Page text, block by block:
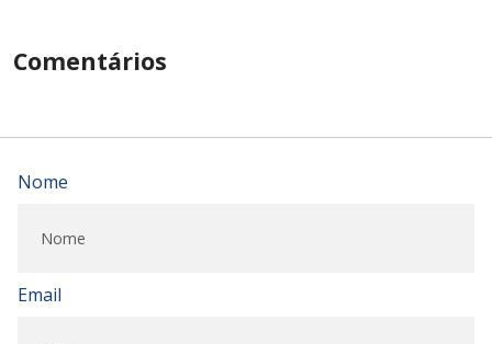
Comentários
Nome
Email